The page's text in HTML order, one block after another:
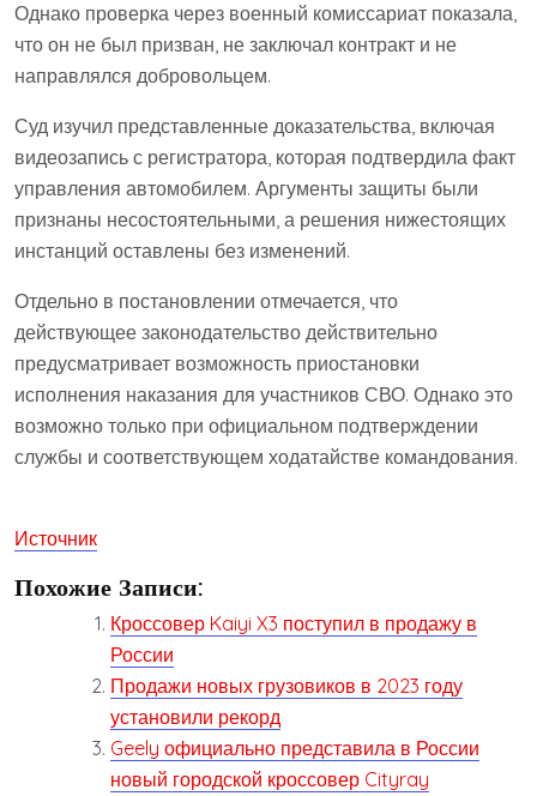
Однако проверка через военный комиссариат показала,
что он не был призван, не заключал контракт и не
направлялся добровольцем.
Суд изучил представленные доказательства, включая
видеозапись с регистратора, которая подтвердила факт
управления автомобилем. Аргументы защиты были
признаны несостоятельными, а решения нижестоящих
инстанций оставлены без изменений.
Отдельно в постановлении отмечается, что
действующее законодательство действительно
предусматривает возможность приостановки
исполнения наказания для участников СВО. Однако это
возможно только при официальном подтверждении
службы и соответствующем ходатайстве командования.
Источник
Похожие Записи:
Кроссовер Kaiyi X3 поступил в продажу в
России
Продажи новых грузовиков в 2023 году
установили рекорд
Geely официально представила в России
новый городской кроссовер Cityray